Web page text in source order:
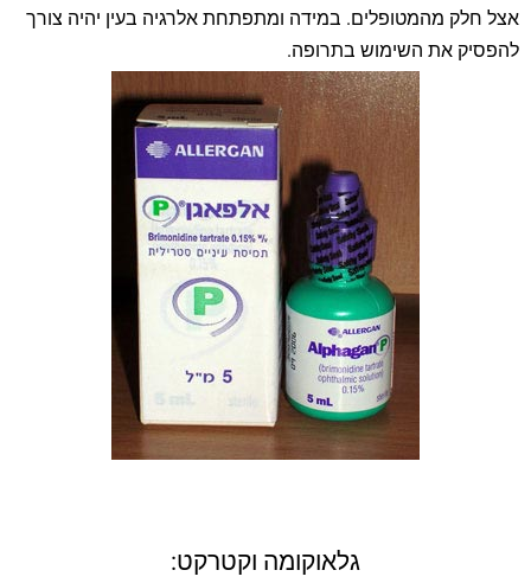
אצל חלק מהמטופלים. במידה ומתפתחת אלרגיה בעין יהיה צורך
להפסיק את השימוש בתרופה.
גלאוקומה וקטרקט: